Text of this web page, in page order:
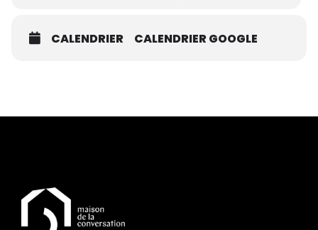
CALENDRIER CALENDRIER GOOGLE